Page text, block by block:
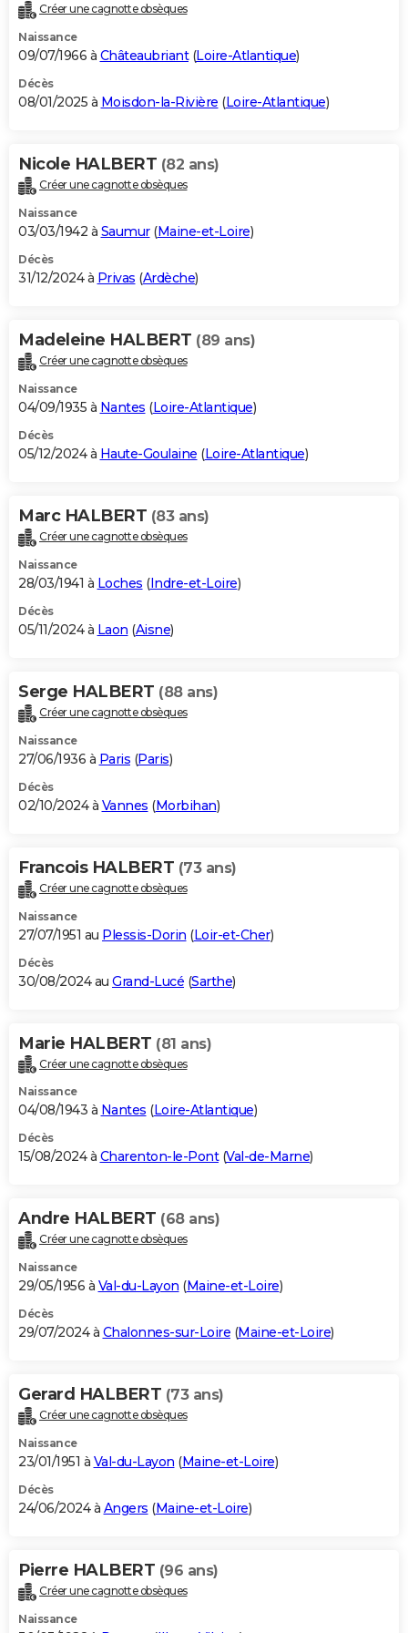
Créer une cagnotte obsèques
Naissance
09/07/1966 à Châteaubriant(Loire-Atlantique)
Décès
08/01/2025 à Moisdon-la-Rivière (Loire-Atlantique)
Nicole HALBERT (82 ans)
Créer une cagnotte obsèques
Naissance
03/03/1942 à Saumur(Maine-et-Loire)
Décès
31/12/2024 à Privas (Ardèche)
Madeleine HALBERT (89 ans)
Créer une cagnotte obsèques
Naissance
04/09/1935 à Nantes (Loire-Atlantique)
Décès
05/12/2024 à Haute-Goulaine (Loire-Atlantique)
Marc HALBERT (83 ans)
Créer une cagnotte obsèques
Naissance
28/03/1941 à Loches (Indre-et-Loire)
Décès
05/11/2024 à Laon (Aisne)
Serge HALBERT (88 ans)
Créer une cagnotte obsèques
Naissance
27/06/1936 à Paris (Paris)
Décès
02/10/2024 à Vannes (Morbihan)
Francois HALBERT (73 ans)
Créer une cagnotte obsèques
Naissance
27/07/1951 au Plessis-Dorin (Loir-et-Cher)
Décès
30/08/2024 au Grand-Lucé (Sarthe)
Marie HALBERT (81 ans)
Créer une cagnotte obsèques
Naissance
04/08/1943 à Nantes (Loire-Atlantique)
Décès
15/08/2024 à Charenton-le-Pont(Val-de-Marne)
Andre HALBERT (68 ans)
Créer une cagnotte obsèques
Naissance
29/05/1956 à Val-du-Layon (Maine-et-Loire)
Décès
29/07/2024 à Chalonnes-sur-Loire (Maine-et-Loire)
Gerard HALBERT (73 ans)
Créer une cagnotte obsèques
Naissance
23/01/1951 à Val-du-Layon (Maine-et-Loire)
Décès
24/06/2024 à Angers (Maine-et-Loire)
Pierre HALBERT (96 ans)
Créer une cagnotte obsèques
Naissance